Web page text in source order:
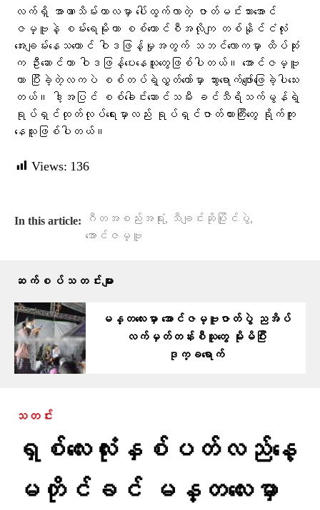
လက်ရှိ အာဏာသိမ်းကာလမှာ ပေါ်ထွက်လာတဲ့ ဇာတ်မင်းသားအောင်
ဇမ္ဗူနဲ့ စမ်းရေမိုးဟာ စစ်ကောင်စီအလိုကျ တစ်နိုင်ငံလုံး
အေးချမ်းနေသယောင် ဝါဒဖြန့်မှုအတွက် သဘင်လောကမှာ ထိပ်ဆုံး
က ဦးဆောင်ကာ ဝါဒဖြန့်ပေးနေသူတွေဖြစ်ပါတယ်။ အောင်ဇမ္ဗူ
ဟာ ပြီးခဲ့တဲ့လကပဲ စစ်တပ်ရဲ့လွှတ်တော်မှာ သွားရောက်ဖျော်ဖြေခဲ့ပါသေး
တယ်။ ဒါ့အပြင် စစ်ခေါင်းဆောင်သမီး ခင်သီရိသက်မွန်ရဲ့
ရုပ်ရှင်ထုတ်လုပ်ရေးမှာလည်း ရုပ်ရှင်ဇာတ်ကားကြီးတွေ ရိုက်ကူး
နေသူဖြစ်ပါတယ်။
Views: 136
In this article: ဂီတအစည်းအရုံး, သီချင်းဆိုပြိုင်ပွဲ,
အောင်ဇမ္ဗူ
ဆက်စပ်သတင်းများ
မန္တလေးမှာ အောင်ဇမ္ဗူဇာတ်ပွဲ ညအိပ်
လက်မှတ်တန်းစီသူတွေ မိုးမိပြီး
ဒုက္ခရောက်
သတင်း
ရှစ်လေးလုံးနှစ်ပတ်လည်နေ့
မတိုင်ခင် မန္တလေးမှာ